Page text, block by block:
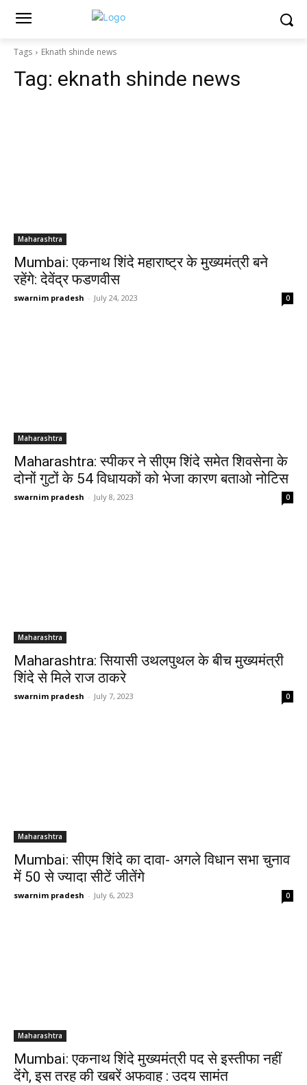
Tags Eknath shinde news
Tag: eknath shinde news
Maharashtra
Mumbai: एकनाथ शिंदे महाराष्ट्र के मुख्यमंत्री बने
रहेंगे: देवेंद्र फडणवीस
swarnim pradesh - July 24, 2023 0
Maharashtra
Maharashtra: स्पीकर ने सीएम शिंदे समेत शिवसेना के
दोनों गुटों के 54 विधायकों को भेजा कारण बताओ नोटिस
swarnim pradesh - July 8, 2023 0
Maharashtra
Maharashtra: सियासी उथलपुथल के बीच मुख्यमंत्री
शिंदे से मिले राज ठाकरे
swarnim pradesh - July 7, 2023 0
Maharashtra
Mumbai: सीएम शिंदे का दावा- अगले विधान सभा चुनाव
में 50 से ज्यादा सीटें जीतेंगे
swarnim pradesh - July 6, 2023 0
Maharashtra
Mumbai: एकनाथ शिंदे मुख्यमंत्री पद से इस्तीफा नहीं
देंगे, इस तरह की खबरें अफवाह : उदय सामंत